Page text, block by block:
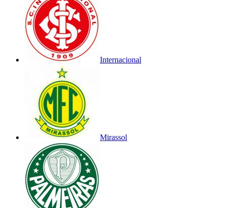
Internacional
Mirassol